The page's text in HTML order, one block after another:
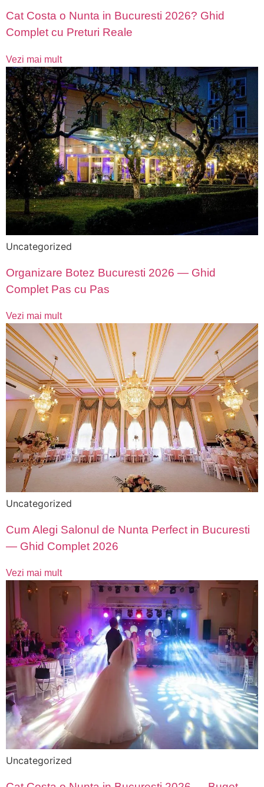
Cat Costa o Nunta in Bucuresti 2026? Ghid
Complet cu Preturi Reale
Vezi mai mult
Uncategorized
Organizare Botez Bucuresti 2026 — Ghid
Complet Pas cu Pas
Vezi mai mult
Uncategorized
Cum Alegi Salonul de Nunta Perfect in Bucuresti
— Ghid Complet 2026
Vezi mai mult
Uncategorized